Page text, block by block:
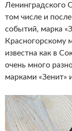
Ленинградского
том числе и
событий, марка
Красногорскому
известна как в
очень много
марками «Зенит»